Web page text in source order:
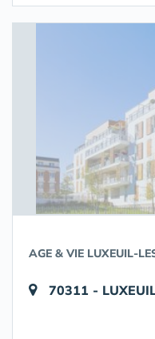
AGE & VIE LUXEUIL-
70311 -